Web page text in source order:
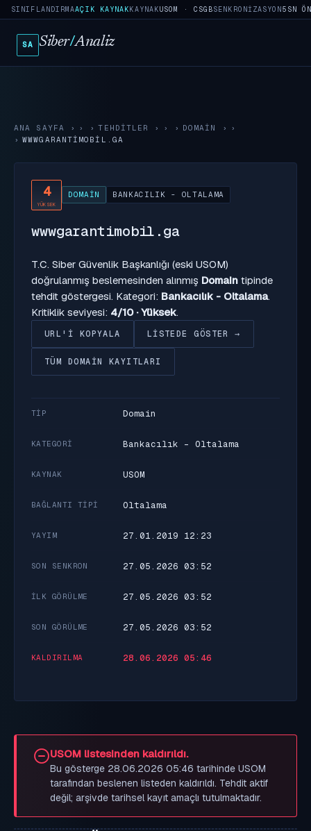
SINIFLANDIRMAAÇIK KAYNAKKAYNAKUSOM · CSGBSENKRONIZASYON5SN
SA Siber/Analiz
ANA SAYFA › TEHDITLER › DOMAIN
›
WWWGARANTIMOBIL.GA
4
YÜKSEK
DOMAIN BANKACILIK - OLTALAMA
wwwgarantimobil.ga
T.C. Siber Güvenlik Başkanlığı (eski USOM)
doğrulanmış beslemesinden alınmış Domain tipinde
tehdit göstergesi. Kategori: Bankacılık - Oltalama.
Kritiklik seviyesi: 4/10 · Yüksek.
URL'I KOPYALA LISTEDE GÖSTER →
TÜM DOMAIN KAYITLARI
TIP Domain
KATEGORI Bankacılık - Oltalama
KAYNAK USOM
BAĞLANTI TIPI Oltalama
YAYIM 27.01.2019 12:23
SON SENKRON 27.05.2026 03:52
İLK GÖRÜLME 27.05.2026 03:52
SON GÖRÜLME 27.05.2026 03:52
KALDIRILMA 28.06.2026 05:46
USOM listesinden kaldırıldı.
Bu gösterge 28.06.2026 05:46 tarihinde USOM
tarafından beslenen listeden kaldırıldı. Tehdit aktif
değil; arşivde tarihsel kayıt amaçlı tutulmaktadır.